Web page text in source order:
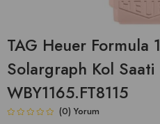
TAG Heuer Formula 1
Solargraph Kol Saati
WBY1165.FT8115
(0)